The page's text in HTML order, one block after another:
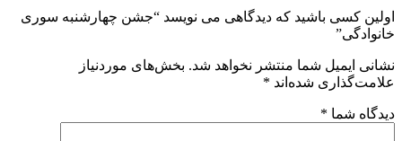
کسی باشید که دیدگاهی می نویسد “جشن چهارشنبه سوری
ایمیل شما منتشر نخواهد شد. بخش‌های موردنیاز
شده‌اند*
شما*